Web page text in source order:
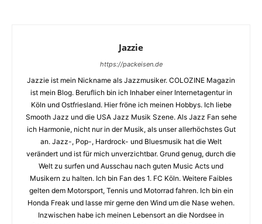
Jazzie
https://packeisen.de
Jazzie ist mein Nickname als Jazzmusiker. COLOZINE Magazin
ist mein Blog. Beruflich bin ich Inhaber einer Internetagentur in
Köln und Ostfriesland. Hier fröne ich meinen Hobbys. Ich liebe
Smooth Jazz und die USA Jazz Musik Szene. Als Jazz Fan sehe
ich Harmonie, nicht nur in der Musik, als unser allerhöchstes Gut
an. Jazz-, Pop-, Hardrock- und Bluesmusik hat die Welt
verändert und ist für mich unverzichtbar. Grund genug, durch die
Welt zu surfen und Ausschau nach guten Music Acts und
Musikern zu halten. Ich bin Fan des 1. FC Köln. Weitere Faibles
gelten dem Motorsport, Tennis und Motorrad fahren. Ich bin ein
Honda Freak und lasse mir gerne den Wind um die Nase wehen.
Inzwischen habe ich meinen Lebensort an die Nordsee in